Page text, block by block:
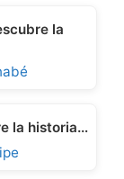
la
la historia…